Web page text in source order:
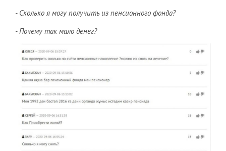
- Сколько я могу получить из пенсионного фонда?
- Почему так мало денег?